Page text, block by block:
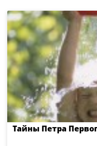
Тайны Петра